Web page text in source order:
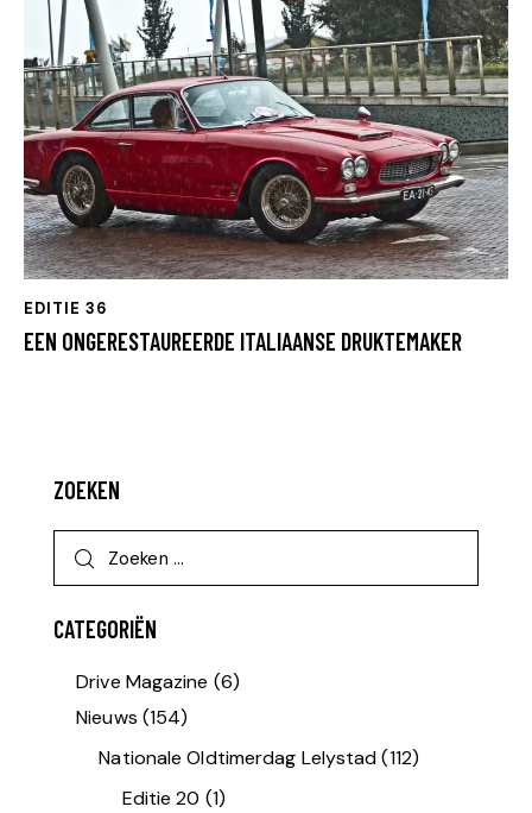
EDITIE 36
EEN ONGERESTAUREERDE ITALIAANSE DRUKTEMAKER
ZOEKEN
CATEGORIËN
Drive Magazine (6)
Nieuws (154)
Nationale Oldtimerdag Lelystad(112)
Editie 20 (1)